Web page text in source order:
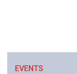
EVENTS